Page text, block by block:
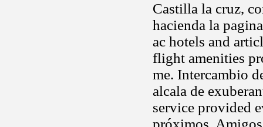
Castilla la cruz,
hacienda la
ac hotels and
flight amenities
me. Intercambio
alcala de
service provided
próximos.